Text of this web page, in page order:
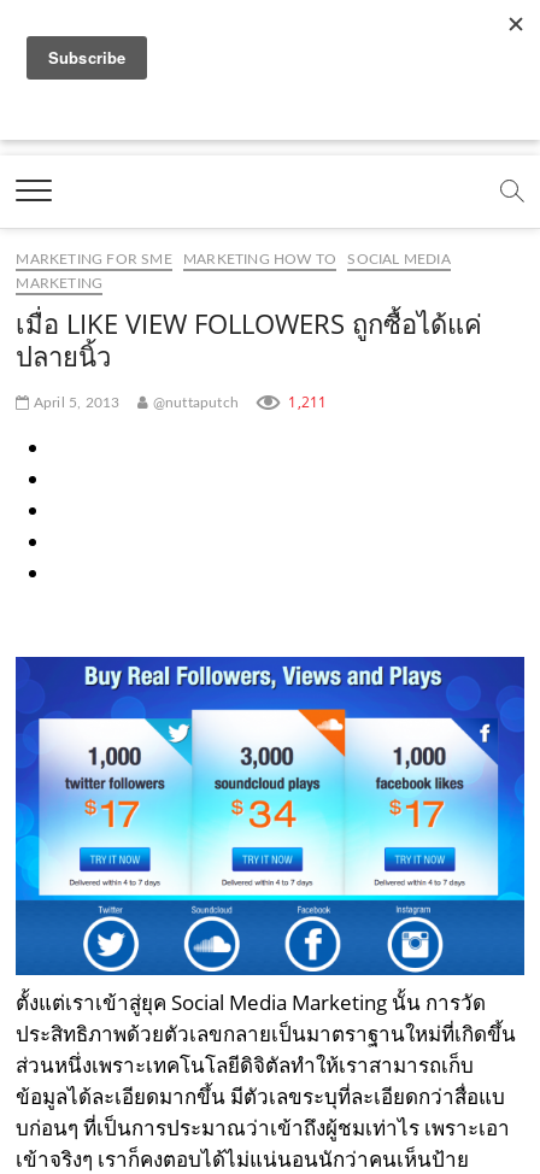
a
e
b
o
o
k
.
c
o
t
b
e
.
c
o
.
o
e
m
e
t
g
r
a
.
t
k
.
c
m
Marketing Oops!
DIGITAL | CREATIVE | ADVERTISING | CAMPAIGN |
MARKETING FOR SME MARKETING HOW TO
SOCIAL MEDIA
MARKETING
เมื่อ LIKE VIEW FOLLOWERS ถูกซื้อได้แค่
ปลายนิ้ว
April 5, 2013 @nuttaputch 1,211
ตั้งแต่เราเข้าสู่ยุค Social Media Marketing นั้น การวัด
ประสิทธิภาพด้วยตัวเลขกลายเป็นมาตราฐานใหม่ที่เกิดขึ้น
ส่วนหนึ่งเพราะเทคโนโลยีดิจิตัลทำให้เราสามารถเก็บ
ข้อมูลได้ละเอียดมากขึ้น มีตัวเลขระบุที่ละเอียดกว่าสื่อแบ
บก่อนๆ ที่เป็นการประมาณว่าเข้าถึงผู้ชมเท่าไร เพราะเอา
เข้าจริงๆ เราก็คงตอบได้ไม่แน่นอนนักว่าคนเห็นป้าย